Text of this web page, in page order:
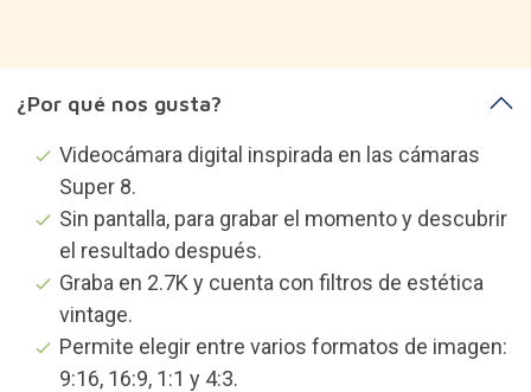
Videocámara digital inspirada en las cámaras
Super 8.
Sin pantalla, para grabar el momento y descubrir
el resultado después.
Graba en 2.7K y cuenta con filtros de estética
vintage.
Permite elegir entre varios formatos de imagen: